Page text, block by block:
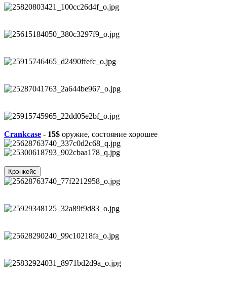
Crankcase - 15$ оружие, состояние хорошее
Крэнкейс